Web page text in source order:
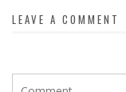
LEAVE A COMMENT